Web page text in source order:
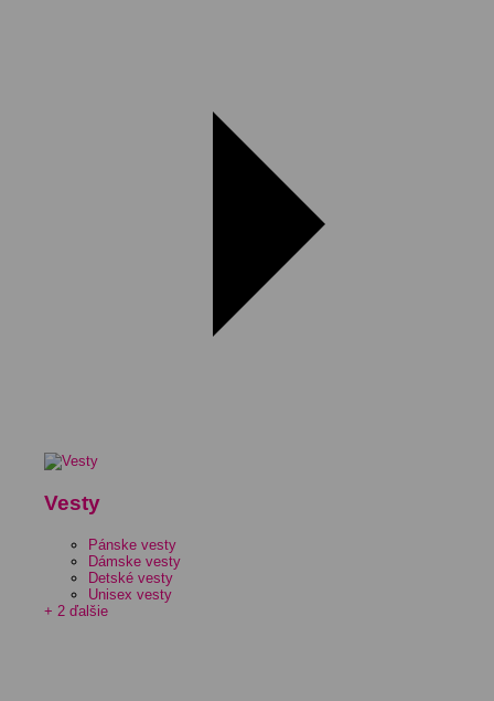
Vesty
Pánske vesty
Dámske vesty
Detské vesty
Unisex vesty
+ 2 ďalšie